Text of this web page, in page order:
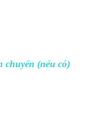
(nếu có)